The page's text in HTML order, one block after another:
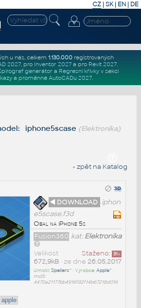
CZ | SK| EN | DE
u nás, celkem 1.130.000registrovaných
2027, pro Inventor 2027a pro Revit 2027.
generátor a Regresní křivkyv sekci
a proměnné AutoCADu 2027.
iphone5scase (Elektronika)
« zpět na Katalog
◄ DOWNLOAD iphon
e5scase.f3d
Obal na iPhone 5s
kat:Elektronika
Fusion360
Staženo: 31x
Velikost
672,9kB• ze dne 26.05.2017
Umístil:Speliers^ • Výrobce:Apple^ •
md5:
4470a21177bb4916f92f14b67218d016
apple